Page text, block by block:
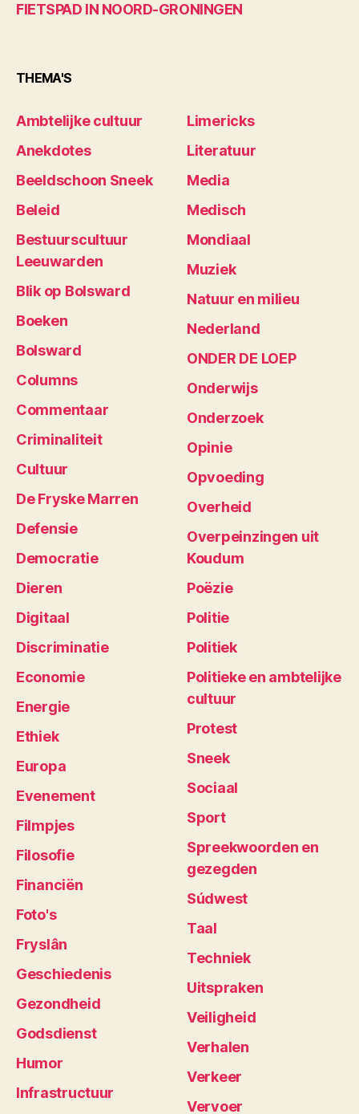
FIETSPAD IN NOORD-GRONINGEN
THEMA'S
Ambtelijke cultuur
Anekdotes
Beeldschoon Sneek
Beleid
Bestuurscultuur
Leeuwarden
Blik op Bolsward
Boeken
Bolsward
Columns
Commentaar
Criminaliteit
Cultuur
De Fryske Marren
Defensie
Democratie
Dieren
Digitaal
Discriminatie
Economie
Energie
Ethiek
Europa
Evenement
Filmpjes
Filosofie
Financiën
Foto's
Fryslân
Geschiedenis
Gezondheid
Godsdienst
Humor
Infrastructuur
Limericks
Literatuur
Media
Medisch
Mondiaal
Muziek
Natuur en milieu
Nederland
ONDER DE LOEP
Onderwijs
Onderzoek
Opinie
Opvoeding
Overheid
Overpeinzingen uit
Koudum
Poëzie
Politie
Politiek
Politieke en ambtelijke
cultuur
Protest
Sneek
Sociaal
Sport
Spreekwoorden en
gezegden
Súdwest
Taal
Techniek
Uitspraken
Veiligheid
Verhalen
Verkeer
Vervoer